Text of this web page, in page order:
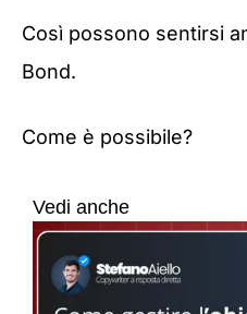
Così possono sentirsi
Bond.
Come è possibile?
Vedi anche